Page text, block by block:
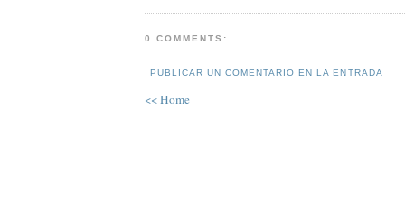
0 COMMENTS:
PUBLICAR UN COMENTARIO EN LA ENTRADA
<< Home